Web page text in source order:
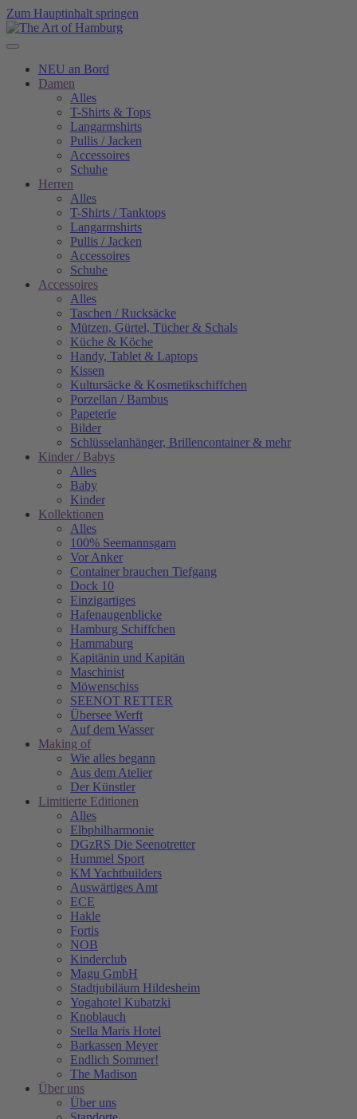
Zum Hauptinhalt springen
NEU an Bord
Damen
Alles
T-Shirts & Tops
Langarmshirts
Pullis / Jacken
Accessoires
Schuhe
Herren
Alles
T-Shirts / Tanktops
Langarmshirts
Pullis / Jacken
Accessoires
Schuhe
Accessoires
Alles
Taschen / Rucksäcke
Mützen, Gürtel, Tücher & Schals
Küche & Köche
Handy, Tablet & Laptops
Kissen
Kultursäcke & Kosmetikschiffchen
Porzellan / Bambus
Papeterie
Bilder
Schlüsselanhänger, Brillencontainer & mehr
Kinder / Babys
Alles
Baby
Kinder
Kollektionen
Alles
100% Seemannsgarn
Vor Anker
Container brauchen Tiefgang
Dock 10
Einzigartiges
Hafenaugen­blicke
Hamburg Schiffchen
Hammaburg
Kapitänin und Kapitän
Maschinist
Möwenschiss
SEENOT RETTER
Übersee Werft
Auf dem Wasser
Making of
Wie alles begann
Aus dem Atelier
Der Künstler
Limitierte Editionen
Alles
Elbphilharmonie
DGzRS Die Seenotretter
Hummel Sport
KM Yachtbuilders
Auswärtiges Amt
ECE
Hakle
Fortis
NOB
Kinderclub
Magu GmbH
Stadtjubiläum Hildesheim
Yogahotel Kubatzki
Knoblauch
Stella Maris Hotel
Barkassen Meyer
Endlich Sommer!
The Madison
Über uns
Über uns